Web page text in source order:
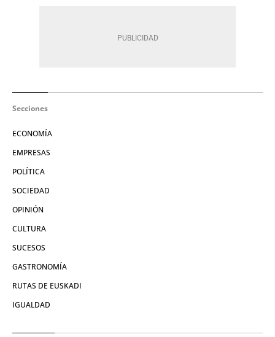
Secciones
ECONOMÍA
EMPRESAS
POLÍTICA
SOCIEDAD
OPINIÓN
CULTURA
SUCESOS
GASTRONOMÍA
RUTAS DE EUSKADI
IGUALDAD